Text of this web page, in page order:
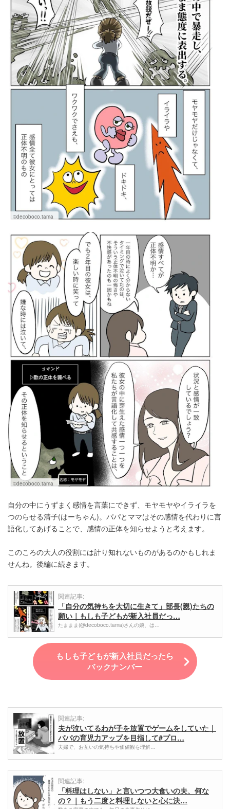
©decoboco.tama
©decoboco.tama
自分の中にうずまく感情を言葉にできず、モヤモヤやイライラを
つのらせる清子(はーちゃん)。パパとママはその感情を代わりに言
語化してあげることで、感情の正体を知らせようと考えます。
このころの大人の役割には計り知れないものがあるのかもしれま
せんね。後編に続きます。
関連記事:
「自分の気持ちを大切に生きて」部長(親)たちの
願い｜もしも子どもが新入社員だっ…
たままま(@decoboco.tama)さんの娘、は…
もしも子どもが新入社員だったら
バックナンバー
関連記事:
夫が泣いてるわが子を放置でゲームをしていた｜
パパの育児力アップを目指して#プロ…
夫婦で、お互いの気持ちや価値観を理解…
関連記事:
「料理はしない」と言いつつ大食いの夫、何な
の？｜もう二度と料理しないと心に決…